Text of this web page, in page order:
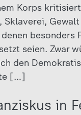
Korps
Sklaverei,
besonders
seien. Zwar
den
[…]
in